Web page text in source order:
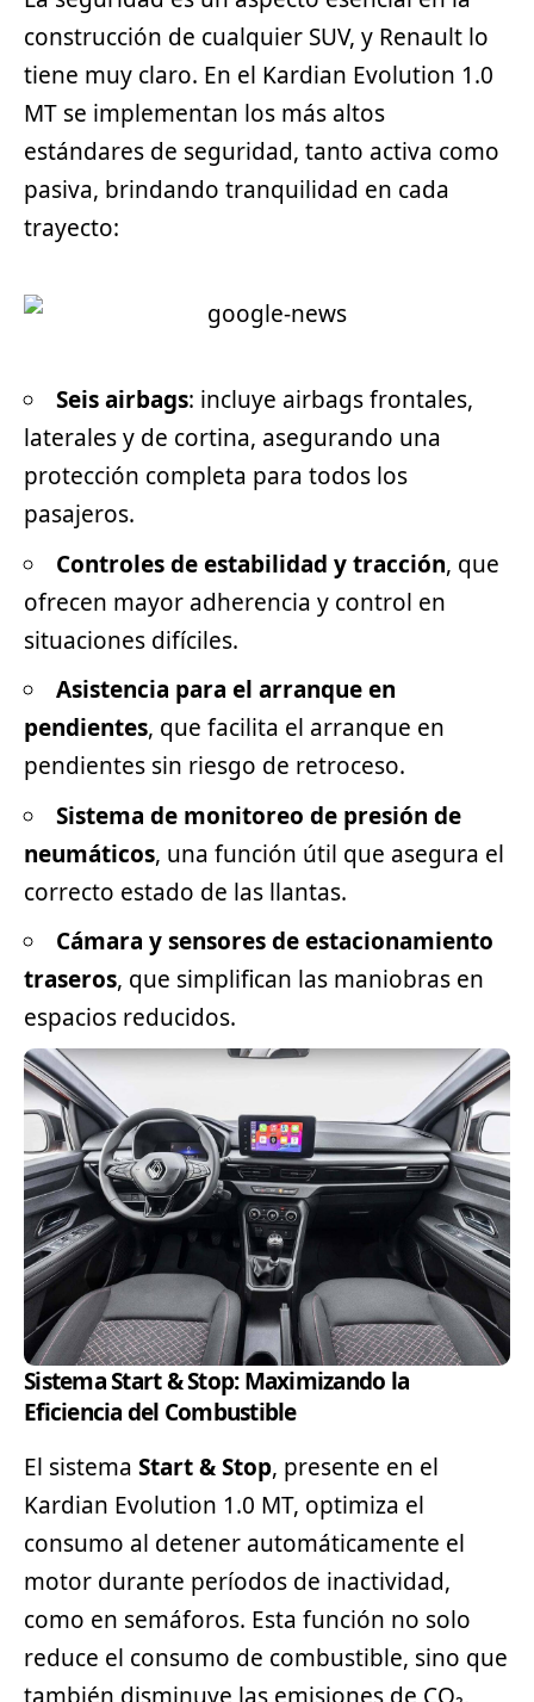
construcción de cualquier SUV, y Renault lo
tiene muy claro. En el Kardian Evolution 1.0
MT se implementan los más altos
estándares de seguridad, tanto activa como
pasiva, brindando tranquilidad en cada
trayecto:
Seis airbags: incluye airbags frontales,
laterales y de cortina, asegurando una
protección completa para todos los
pasajeros.
Controles de estabilidad y tracción, que
ofrecen mayor adherencia y control en
situaciones difíciles.
Asistencia para el arranque en
pendientes, que facilita el arranque en
pendientes sin riesgo de retroceso.
Sistema de monitoreo de presión de
neumáticos, una función útil que asegura el
correcto estado de las llantas.
Cámara y sensores de estacionamiento
traseros, que simplifican las maniobras en
espacios reducidos.
Sistema Start & Stop: Maximizando la
Eficiencia del Combustible
El sistema Start & Stop, presente en el
Kardian Evolution 1.0 MT, optimiza el
consumo al detener automáticamente el
motor durante períodos de inactividad,
como en semáforos. Esta función no solo
reduce el consumo de combustible, sino que